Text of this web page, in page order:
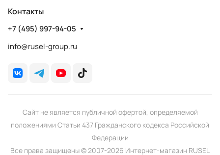
Контакты
+7 (495) 997-94-05
info@rusel-group.ru
Сайт не является публичной офертой, определяемой
положениями Статьи 437 Гражданского кодекса Российской
Федерации
Все права защищены © 2007-2026 Интернет-магазин RUSEL